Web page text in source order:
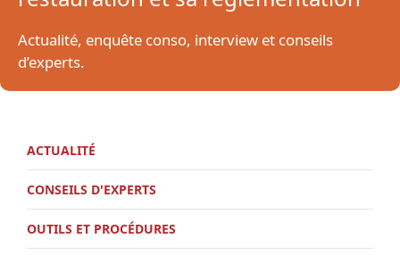
Actualité, enquête conso, interview et conseils
d’experts.
ACTUALITÉ
CONSEILS D'EXPERTS
OUTILS ET PROCÉDURES